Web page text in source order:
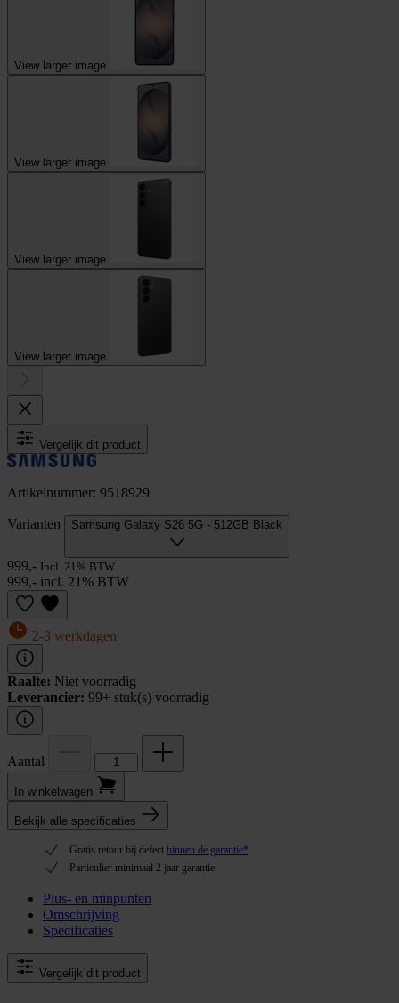
View larger image
View larger image
View larger image
View larger image
Vergelijk dit product
Artikelnummer: 9518929
Varianten Samsung Galaxy S26 5G - 512GB Black
999,- Incl. 21% BTW
999,- incl. 21% BTW
2-3 werkdagen
Raalte: Niet voorradig
Leverancier: 99+ stuk(s) voorradig
Aantal
In winkel­wagen
Bekijk alle specificaties
Gratis retour bij defect binnen de garantie*
Particulier minimaal 2 jaar garantie
Plus- en minpunten
Omschrijving
Specificaties
Vergelijk dit product